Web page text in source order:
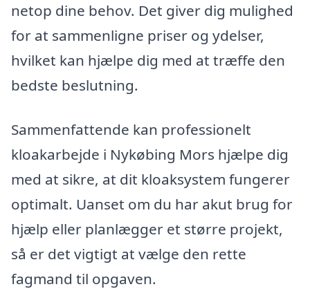
netop dine behov. Det giver dig mulighed
for at sammenligne priser og ydelser,
hvilket kan hjælpe dig med at træffe den
bedste beslutning.
Sammenfattende kan professionelt
kloakarbejde i Nykøbing Mors hjælpe dig
med at sikre, at dit kloaksystem fungerer
optimalt. Uanset om du har akut brug for
hjælp eller planlægger et større projekt,
så er det vigtigt at vælge den rette
fagmand til opgaven.